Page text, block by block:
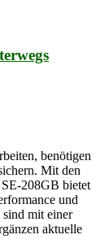
benötigen
Mit den
208GB bietet
und
mit einer
aktuelle